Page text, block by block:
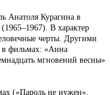
Анатоля Курагина в
В характер
черты. Другими
в фильмах: «Анна
мгновений весны»
(«Пароль не нужен»,